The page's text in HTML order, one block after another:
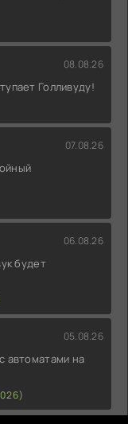
08.08.26
Голливуду!
07.08.26
06.08.26
будет
05.08.26
автоматами на